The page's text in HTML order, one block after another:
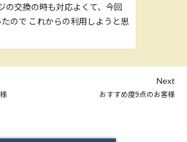
の交換の時も対応よくて、今回
ので これからの利用しようと思
Next
おすすめ度9点のお客様